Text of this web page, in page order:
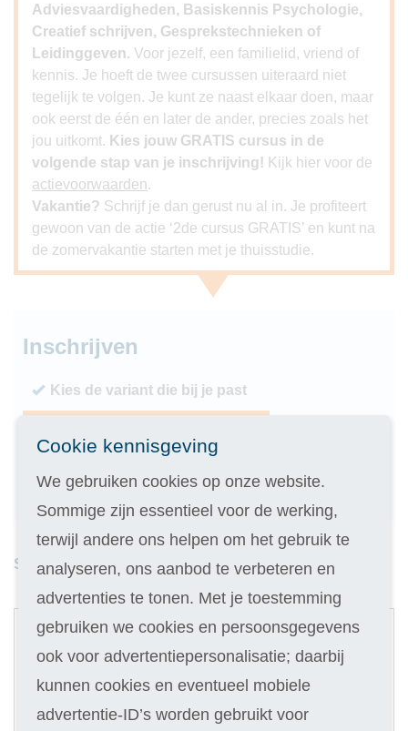
Adviesvaardigheden, Basiskennis Psychologie,
Creatief schrijven, Gesprekstechnieken of
Leidinggeven. Voor jezelf, een familielid, vriend of
kennis. Je hoeft de twee cursussen uiteraard niet
tegelijk te volgen. Je kunt ze naast elkaar doen, maar
ook eerst de één en later de ander, precies zoals het
jou uitkomt. Kies jouw GRATIS cursus in de
volgende stap van je inschrijving! Kijk hier voor de
actievoorwaarden.
Vakantie? Schrijf je dan gerust nu al in. Je profiteert
gewoon van de actie ‘2de cursus GRATIS’ en kunt na
de zomervakantie starten met je thuisstudie.
Inschrijven
Kies de variant die bij je past
14 dagen vrijblijvend proberen
Geld terug als je niet slaagt
Studieduur: 6 maanden
Digitale cursus
329
1
Cookie kennisgeving
We gebruiken cookies op onze website.
Sommige zijn essentieel voor de werking,
terwijl andere ons helpen om het gebruik te
analyseren, ons aanbod te verbeteren en
advertenties te tonen. Met je toestemming
gebruiken we cookies en persoonsgegevens
ook voor advertentiepersonalisatie; daarbij
kunnen cookies en eventueel mobiele
advertentie-ID’s worden gebruikt voor